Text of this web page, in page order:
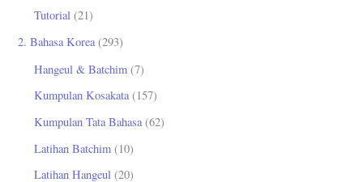
Tutorial (21)
2. Bahasa Korea (293)
Hangeul & Batchim (7)
Kumpulan Kosakata(157)
Kumpulan Tata Bahasa(62)
Latihan Batchim (10)
Latihan Hangeul (20)